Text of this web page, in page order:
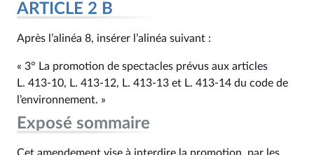
ARTICLE 2 B
Après l’alinéa 8, insérer l’alinéa suivant :
« 3° La promotion de spectacles prévus aux articles
L. 413‑10, L. 413‑12, L. 413‑13 et L. 413‑14 du code de
l’environnement. »
Exposé sommaire